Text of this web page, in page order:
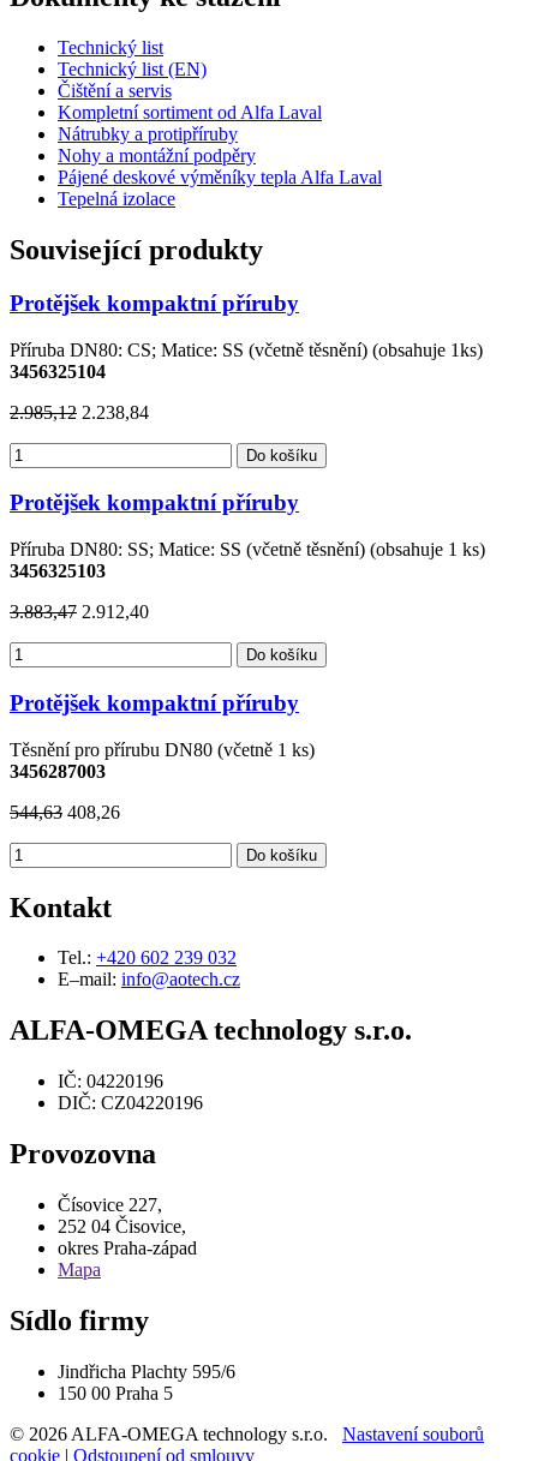
Technický list
Technický list (EN)
Čištění a servis
Kompletní sortiment od Alfa Laval
Nátrubky a protipříruby
Nohy a montážní podpěry
Pájené deskové výměníky tepla Alfa Laval
Tepelná izolace
Související produkty
Protějšek kompaktní příruby
Příruba DN80: CS; Matice: SS (včetně těsnění) (obsahuje 1ks)
3456325104
2.985,12 2.238,84
Do košíku
Protějšek kompaktní příruby
Příruba DN80: SS; Matice: SS (včetně těsnění) (obsahuje 1 ks)
3456325103
3.883,47 2.912,40
Do košíku
Protějšek kompaktní příruby
Těsnění pro přírubu DN80 (včetně 1 ks)
3456287003
544,63 408,26
Do košíku
Kontakt
Tel.: +420 602 239 032
E–mail: info@aotech.cz
ALFA-OMEGA technology s.r.o.
IČ: 04220196
DIČ: CZ04220196
Provozovna
Čísovice 227,
252 04 Čisovice,
okres Praha-západ
Mapa
Sídlo firmy
Jindřicha Plachty 595/6
150 00 Praha 5
© 2026 ALFA-OMEGA technology s.r.o.
Nastavení souborů
cookie | Odstoupení od smlouvy